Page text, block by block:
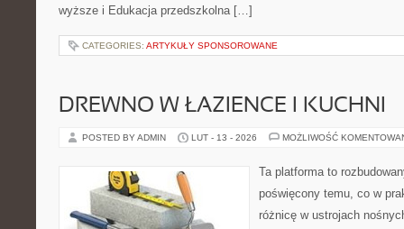
wyższe i Edukacja przedszkolna […]
CATEGORIES: ARTYKUŁY SPONSOROWANE
DREWNO W ŁAZIENCE I KUCHNI
POSTED BY ADMIN LUT - 13 - 2026 MOŻLIWOŚĆ
Ta platforma to
poświęcony temu, co w
różnicę w ustrojach